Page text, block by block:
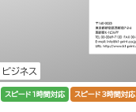
ビジネス
スピード1時間対応 スピード3時間対応